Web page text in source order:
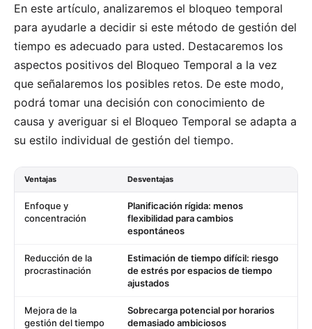
En este artículo, analizaremos el bloqueo temporal
para ayudarle a decidir si este método de gestión del
tiempo es adecuado para usted. Destacaremos los
aspectos positivos del Bloqueo Temporal a la vez
que señalaremos los posibles retos. De este modo,
podrá tomar una decisión con conocimiento de
causa y averiguar si el Bloqueo Temporal se adapta a
su estilo individual de gestión del tiempo.
Ventajas Desventajas
Enfoque y
concentración
Planificación rígida: menos
flexibilidad para cambios
espontáneos
Reducción de la
procrastinación
Estimación de tiempo difícil: riesgo
de estrés por espacios de tiempo
ajustados
Mejora de la
gestión del tiempo
Sobrecarga potencial por horarios
demasiado ambiciosos